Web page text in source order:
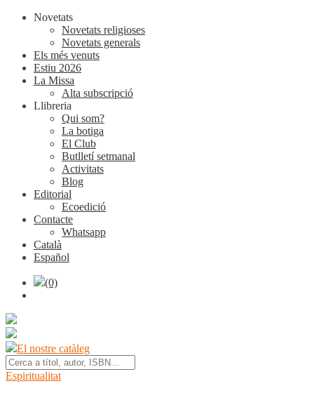
Novetats
Novetats religioses
Novetats generals
Els més venuts
Estiu 2026
La Missa
Alta subscripció
Llibreria
Qui som?
La botiga
El Club
Butlletí setmanal
Activitats
Blog
Editorial
Ecoedició
Contacte
Whatsapp
Català
Español
(0)
El nostre catàleg
Espiritualitat